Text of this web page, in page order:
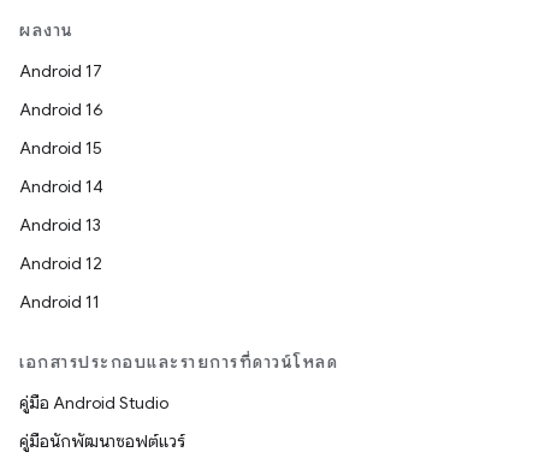
ผลงาน
Android 17
Android 16
Android 15
Android 14
Android 13
Android 12
Android 11
เอกสารประกอบและรายการที่ดาวน์โหลด
คู่มือ Android Studio
คู่มือนักพัฒนาซอฟต์แวร์